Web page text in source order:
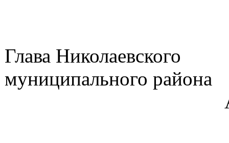
Глава Николаевского